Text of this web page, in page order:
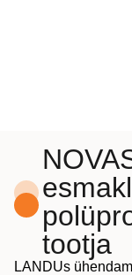
tootja
LANDUs